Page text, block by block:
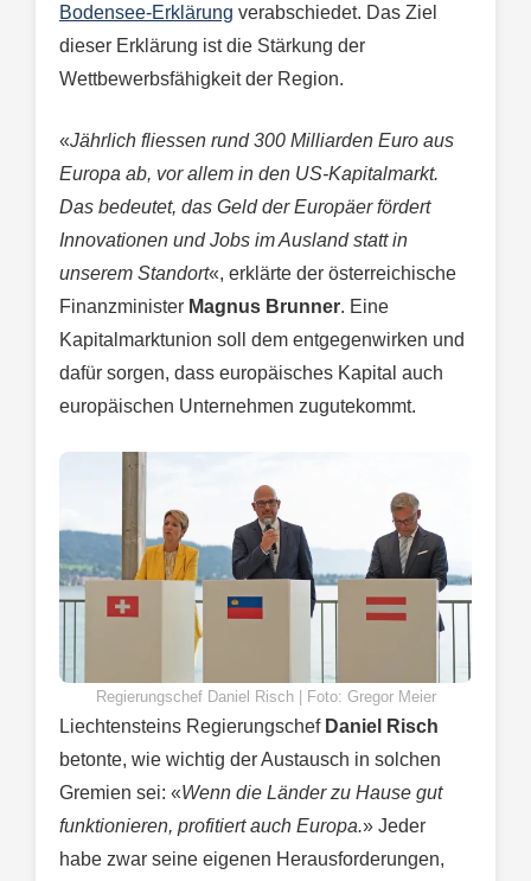
Bodensee-Erklärung verabschiedet. Das Ziel
dieser Erklärung ist die Stärkung der
Wettbewerbsfähigkeit der Region.
«Jährlich fliessen rund 300 Milliarden Euro aus
Europa ab, vor allem in den US-Kapitalmarkt.
Das bedeutet, das Geld der Europäer fördert
Innovationen und Jobs im Ausland statt in
unserem Standort«, erklärte der österreichische
Finanzminister Magnus Brunner. Eine
Kapitalmarktunion soll dem entgegenwirken und
dafür sorgen, dass europäisches Kapital auch
europäischen Unternehmen zugutekommt.
Regierungschef Daniel Risch | Foto: Gregor Meier
Liechtensteins Regierungschef Daniel Risch
betonte, wie wichtig der Austausch in solchen
Gremien sei: «Wenn die Länder zu Hause gut
funktionieren, profitiert auch Europa.» Jeder
habe zwar seine eigenen Herausforderungen,